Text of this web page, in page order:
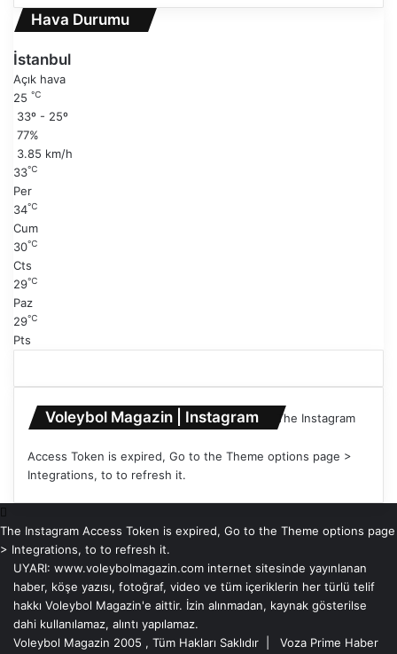
e
k
i
s
a
y
f
a
n
r
a
k
s
a
y
f
Hava Durumu
İstanbul
Açık hava
25 ℃
33º - 25º
77%
3.85 km/h
33℃
Per
34℃
Cum
30℃
Cts
29℃
Paz
29℃
Pts
Voleybol Magazin | Instagram The Instagram
Access Token is expired, Go to the Theme options page >
Integrations, to to refresh it.
The Instagram Access Token is expired, Go to the Theme options page
> Integrations, to to refresh it.
UYARI: www.voleybolmagazin.com internet sitesinde yayınlanan
haber, köşe yazısı, fotoğraf, video ve tüm içeriklerin her türlü telif
hakkı Voleybol Magazin'e aittir. İzin alınmadan, kaynak gösterilse
dahi kullanılamaz, alıntı yapılamaz.
Voleybol Magazin 2005 , Tüm Hakları Saklıdır | Voza Prime Haber